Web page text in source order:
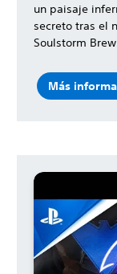
un paisaje
secreto tras el
Soulstorm
Más